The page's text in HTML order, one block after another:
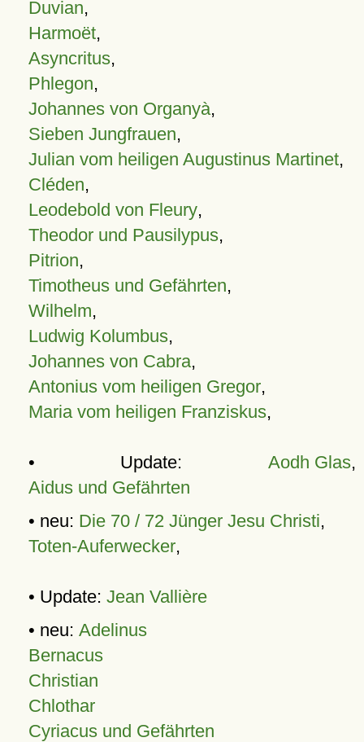
Duvian,
Harmoët,
Asyncritus,
Phlegon,
Johannes von Organyà,
Sieben Jungfrauen,
Julian vom heiligen Augustinus Martinet,
Cléden,
Leodebold von Fleury,
Theodor und Pausilypus,
Pitrion,
Timotheus und Gefährten,
Wilhelm,
Ludwig Kolumbus,
Johannes von Cabra,
Antonius vom heiligen Gregor,
Maria vom heiligen Franziskus,
• Update: Aodh Glas,
Aidus und Gefährten
• neu: Die 70 / 72 Jünger Jesu Christi,
Toten-Auferwecker,
• Update: Jean Vallière
• neu: Adelinus
Bernacus
Christian
Chlothar
Cyriacus und Gefährten